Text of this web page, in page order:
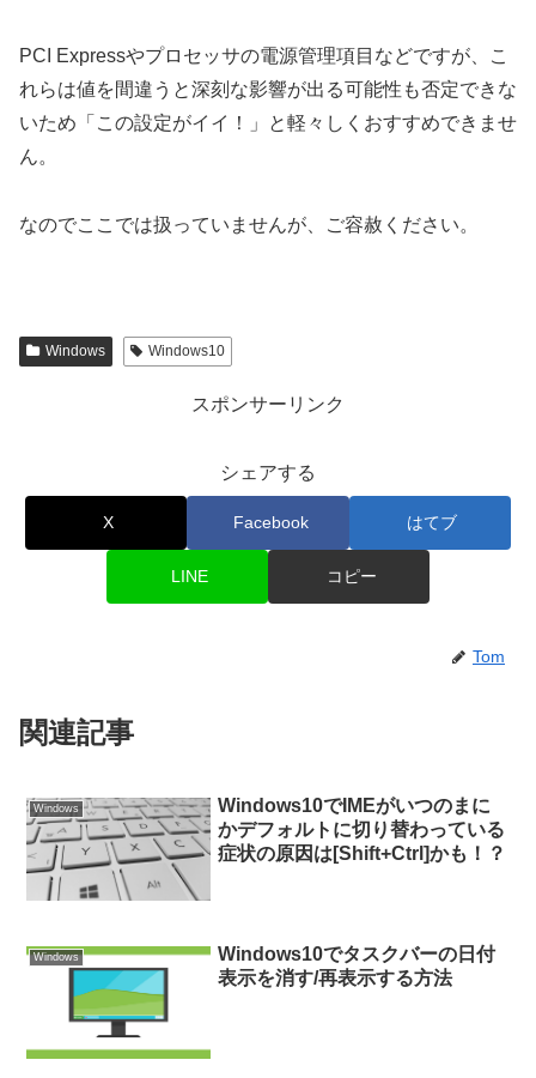
PCI Expressやプロセッサの電源管理項目などですが、こ
れらは値を間違うと深刻な影響が出る可能性も否定できな
いため「この設定がイイ！」と軽々しくおすすめできませ
ん。
なのでここでは扱っていませんが、ご容赦ください。
Windows Windows10
スポンサーリンク
シェアする
X Facebook はてブ
LINE コピー
Tom
関連記事
Windows
Windows10でIMEがいつのまに
かデフォルトに切り替わっている
症状の原因は[Shift+Ctrl]かも！？
Windows
Windows10でタスクバーの日付
表示を消す/再表示する方法